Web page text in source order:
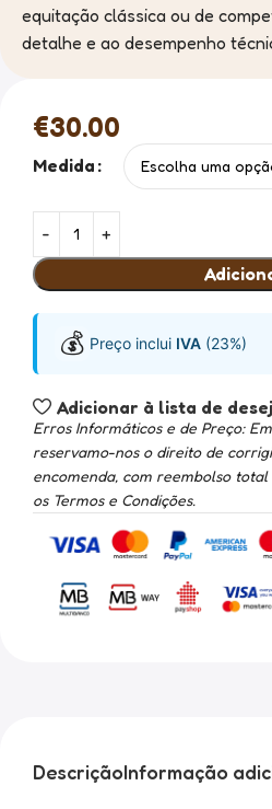
equitação clássica ou de
detalhe e ao desempenho
€30.00
Medida
💰 Preço inclui IVA (23%)
Adicionar à lista de
Erros Informáticos e de Preço:
reservamo-nos o direito de
encomenda, com reembolso
os Termos e Condições.
DescriçãoInformação